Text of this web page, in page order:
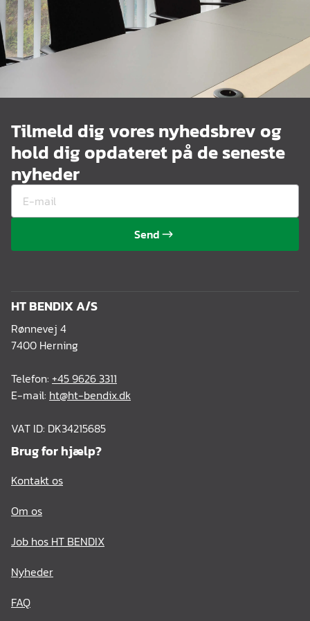
Tilmeld dig vores nyhedsbrev og
hold dig opdateret på de seneste
nyheder
Send
HT BENDIX A/S
Rønnevej 4
7400 Herning
Telefon: +45 9626 3311
E-mail: ht@ht-bendix.dk
VAT ID: DK34215685
Brug for hjælp?
Kontakt os
Om os
Job hos HT BENDIX
Nyheder
FAQ